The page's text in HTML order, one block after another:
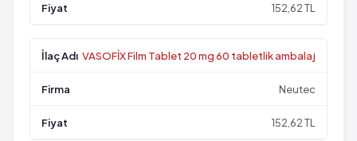
152,62 TL
VASOFİX Film Tablet 20 mg 60 tabletlik ambalaj
Neutec
152,62 TL